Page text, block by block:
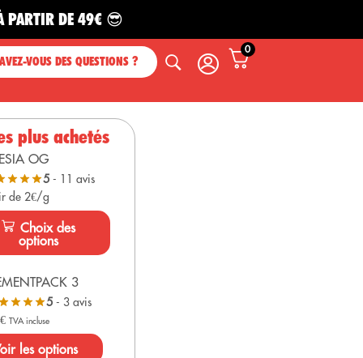
DE 49€ 😎
VOUS DES QUESTIONS ?
0
plus achetés
OG
5 - 11 avis
de 2€/g
Choix des
options
3
5 - 3 avis
€ TVA incluse
les options